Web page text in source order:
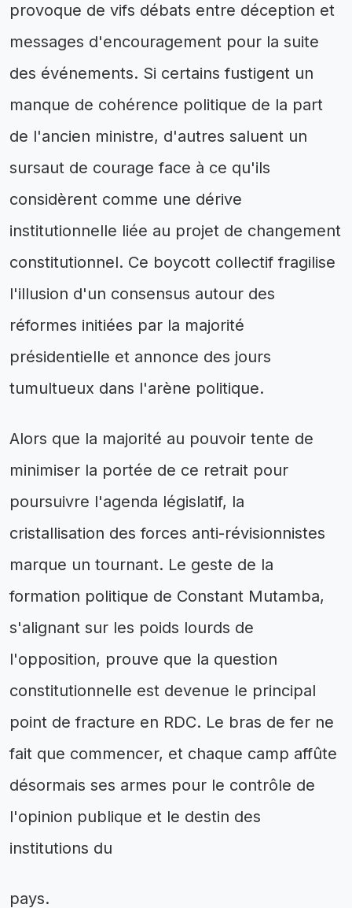
provoque de vifs débats entre déception et
messages d'encouragement pour la suite
des événements. Si certains fustigent un
manque de cohérence politique de la part
de l'ancien ministre, d'autres saluent un
sursaut de courage face à ce qu'ils
considèrent comme une dérive
institutionnelle liée au projet de changement
constitutionnel. Ce boycott collectif fragilise
l'illusion d'un consensus autour des
réformes initiées par la majorité
présidentielle et annonce des jours
tumultueux dans l'arène politique.
Alors que la majorité au pouvoir tente de
minimiser la portée de ce retrait pour
poursuivre l'agenda législatif, la
cristallisation des forces anti-révisionnistes
marque un tournant. Le geste de la
formation politique de Constant Mutamba,
s'alignant sur les poids lourds de
l'opposition, prouve que la question
constitutionnelle est devenue le principal
point de fracture en RDC. Le bras de fer ne
fait que commencer, et chaque camp affûte
désormais ses armes pour le contrôle de
l'opinion publique et le destin des
institutions du
pays.